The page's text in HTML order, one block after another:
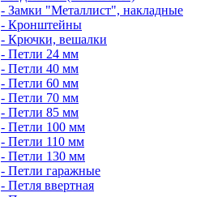
- Замки "Металлист", накладные
- Кронштейны
- Крючки, вешалки
- Петли 24 мм
- Петли 40 мм
- Петли 60 мм
- Петли 70 мм
- Петли 85 мм
- Петли 100 мм
- Петли 110 мм
- Петли 130 мм
- Петли гаражные
- Петля ввертная